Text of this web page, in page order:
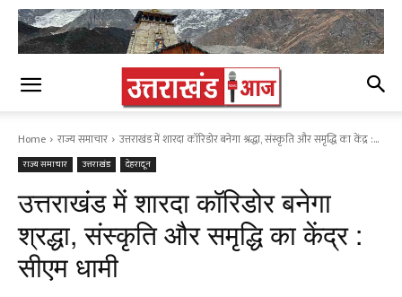
Home राज्य समाचार उत्तराखंड में शारदा कॉरिडोर बनेगा श्रद्धा, संस्कृति और समृद्धि का केंद्र :...
राज्य समाचार उत्तराखंड देहरादून
उत्तराखंड में शारदा कॉरिडोर बनेगा
श्रद्धा, संस्कृति और समृद्धि का केंद्र :
सीएम धामी